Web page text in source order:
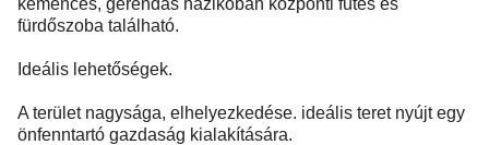
kemencés, gerendás házikóban központi fűtés és
fürdőszoba található.
Ideális lehetőségek.
A terület nagysága, elhelyezkedése. ideális teret nyújt egy
önfenntartó gazdaság kialakítására.